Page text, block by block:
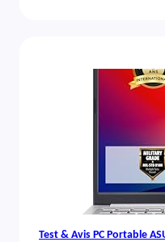
Test & Avis PC Portable